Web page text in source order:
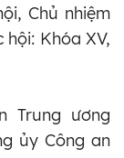
Chủ nhiệm
Khóa XV,
ương
ủy Công an